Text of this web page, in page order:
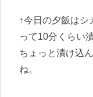
↑今日の夕飯は
って10分くらい
ちょっと漬け込
ね。